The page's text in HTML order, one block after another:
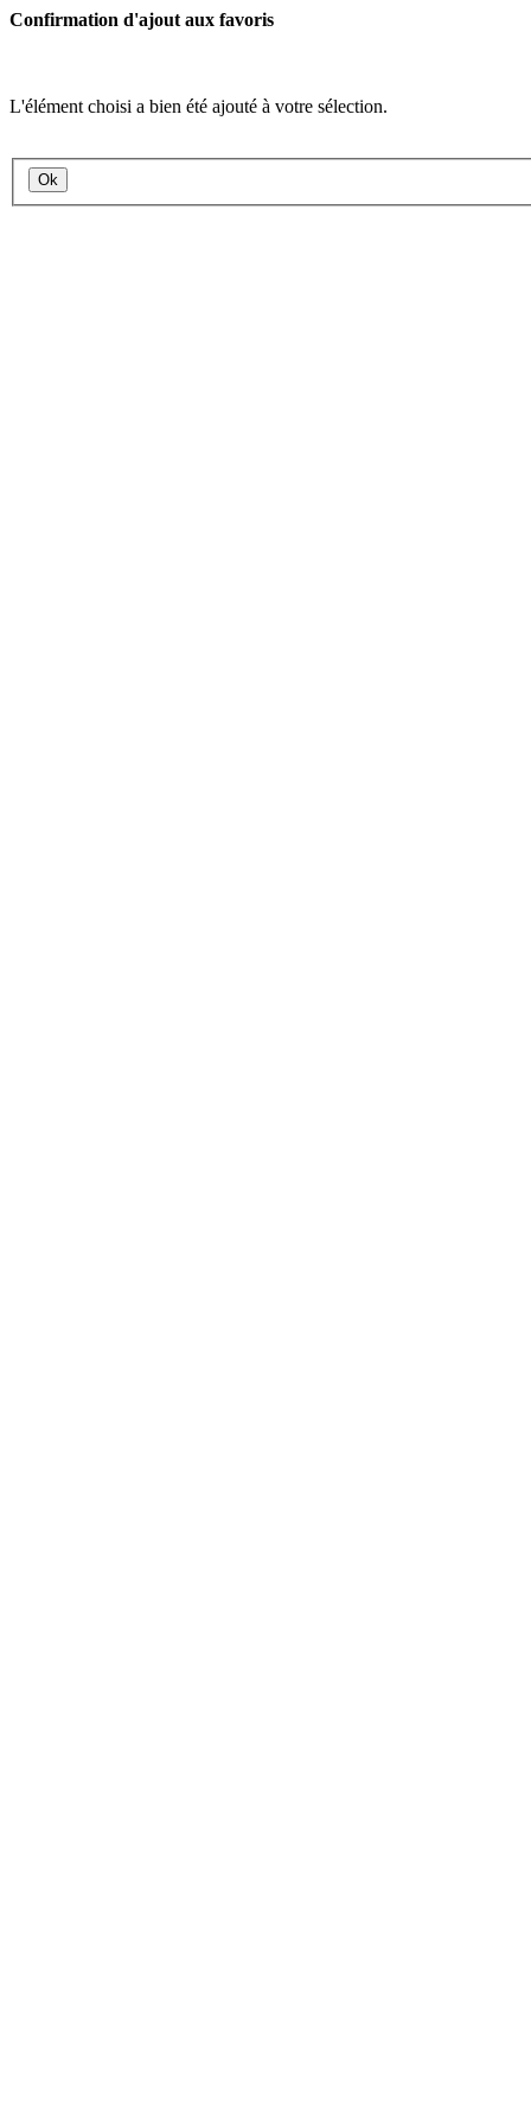
Confirmation d'ajout aux favoris
L'élément choisi a bien été ajouté à votre sélection.